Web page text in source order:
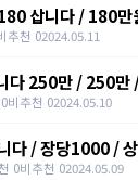
삽니다 / 180만
요
추천 02024.05.11
다 250만 / 250만
o/
비추천 02024.05.10
다 / 장당1000 /
o/
0비추천 02024.05.09